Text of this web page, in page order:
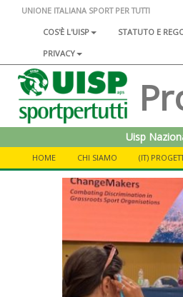
UNIONE ITALIANA SPORT PER TUTTI
COS'È L'UISP
STATUTO E
PRIVACY
Uisp
HOME CHI SIAMO (IT)